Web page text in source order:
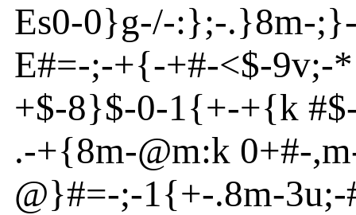
Es0-0}g-/-:};-.}8m-;}
E#=-;-+{-+#-<$-9v;-
+$-8}$-0-1{+-+{k #$
.-+{8m-@m:k 0+#-,m
@}#=-;-1{+-.8m-3u;-